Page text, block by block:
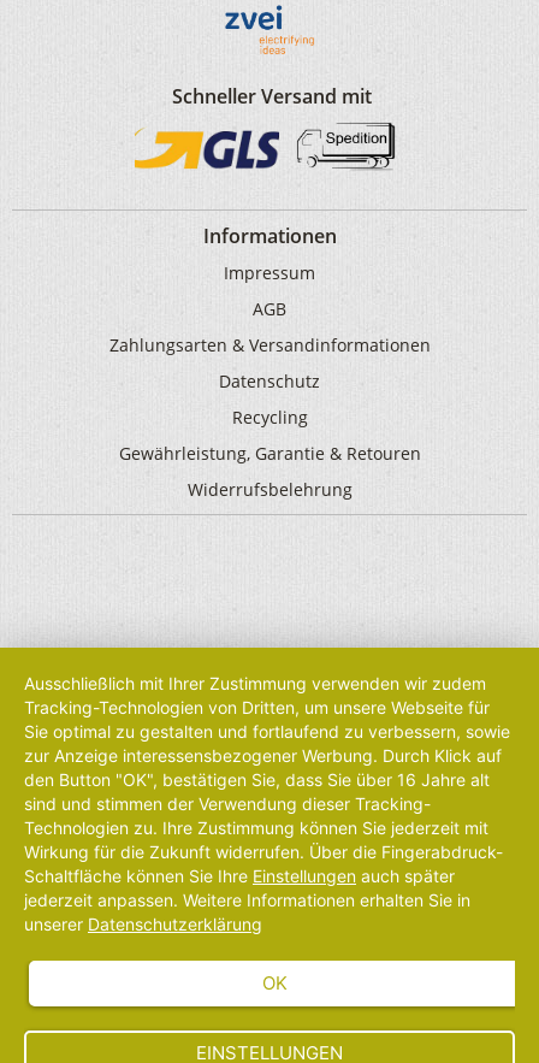
Schneller Versand mit
Informationen
Impressum
AGB
Zahlungsarten & Versandinformationen
Datenschutz
Recycling
Gewährleistung, Garantie & Retouren
Widerrufsbelehrung
Ausschließlich mit Ihrer Zustimmung verwenden wir zudem
Tracking-Technologien von Dritten, um unsere Webseite für
Sie optimal zu gestalten und fortlaufend zu verbessern, sowie
zur Anzeige interessensbezogener Werbung. Durch Klick auf
den Button "OK", bestätigen Sie, dass Sie über 16 Jahre alt
sind und stimmen der Verwendung dieser Tracking-
Technologien zu. Ihre Zustimmung können Sie jederzeit mit
Wirkung für die Zukunft widerrufen. Über die Fingerabdruck-
Schaltfläche können Sie Ihre Einstellungen auch später
jederzeit anpassen. Weitere Informationen erhalten Sie in
unserer Datenschutzerklärung
OK
EINSTELLUNGEN